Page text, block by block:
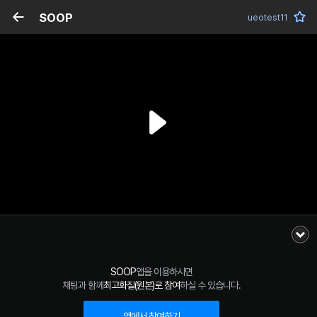
SOOP ueotest11
SOOP앱을 이용하시면
채팅과 함께최고화질(원본)로 참여하실 수 있습니다.